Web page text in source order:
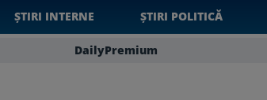
ȘTIRI INTERNE ȘTIRI POLITICĂ
DailyPremium